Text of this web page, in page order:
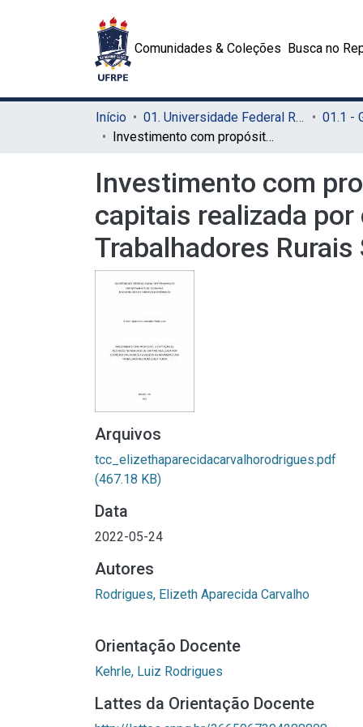
Comunidades & Coleções Busca no
Início 01. Universidade Federal Rural de Pernambuco - UFRPE (Sede) 01.1 -
Investimento com propósito: a captação de recursos no mercado de capitais realizada por cooperativas agrícolas ligadas ao Movimento dos Trabalhadores Rurais Sem Terra
Investimento com
capitais realizada
Trabalhadores Rurais
Arquivos
tcc_elizethaparecidacarvalhorodrigues.pdf
(467.18 KB)
Data
2022-05-24
Autores
Rodrigues, Elizeth Aparecida Carvalho
Orientação Docente
Kehrle, Luiz Rodrigues
Lattes da Orientação Docente